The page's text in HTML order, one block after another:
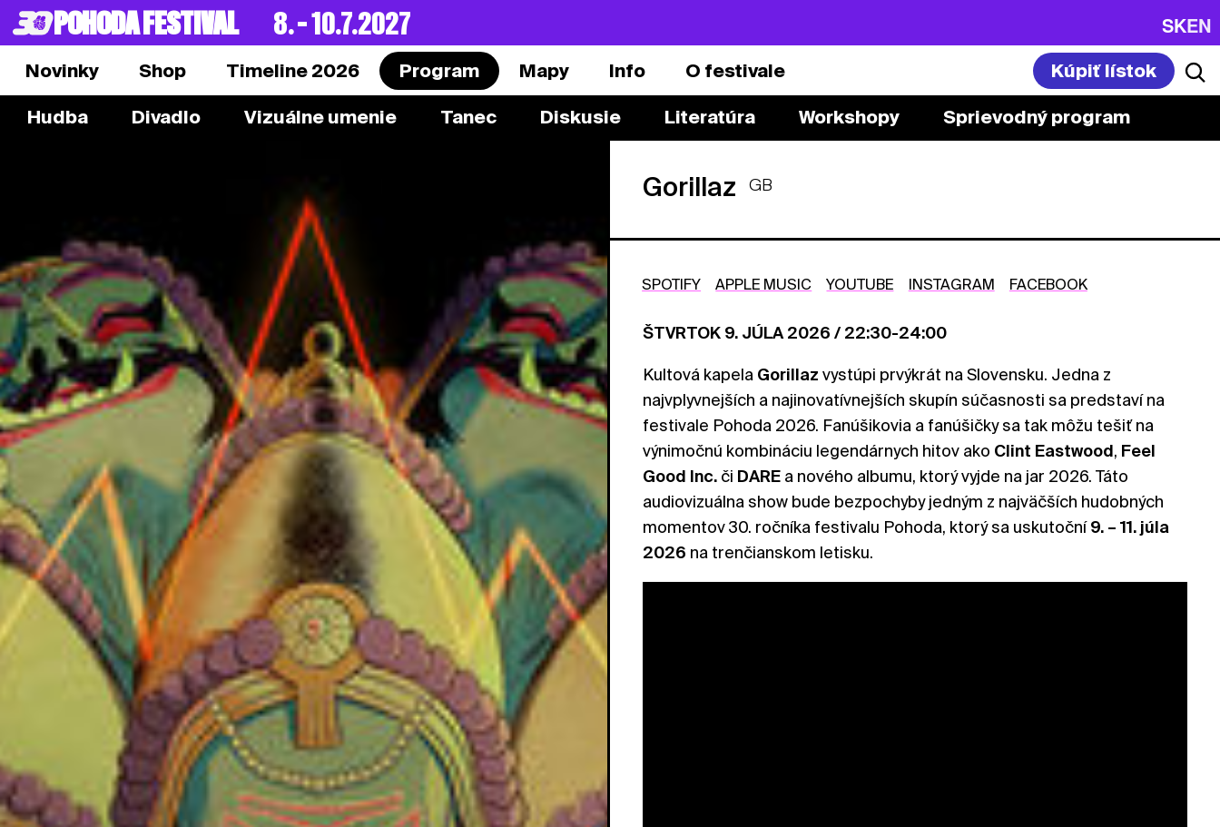
POHODA FESTIVAL 8. – 10.7.2027 SKEN
Novinky Shop Timeline 2026 Program
Hudba Divadlo Vizuálne umenie Tanec Diskusie Literatúra Workshopy Sprievodný program
Mapy Info O festivale Kúpiť lístok
Gorillaz GB
SPOTIFY APPLE MUSIC YOUTUBE INSTAGRAM FACEBOOK
ŠTVRTOK 9. JÚLA 2026 / 22:30-24:00
Kultová kapela Gorillaz vystúpi prvýkrát na Slovensku. Jedna z
najvplyvnejších a najinovatívnejších skupín súčasnosti sa predstaví na
festivale Pohoda 2026. Fanúšikovia a fanúšičky sa tak môžu tešiť na
výnimočnú kombináciu legendárnych hitov ako Clint Eastwood, Feel
Good Inc. či DARE a nového albumu, ktorý vyjde na jar 2026. Táto
audiovizuálna show bude bezpochyby jedným z najväčších hudobných
momentov 30. ročníka festivalu Pohoda, ktorý sa uskutoční9. – 11. júla
2026 na trenčianskom letisku.